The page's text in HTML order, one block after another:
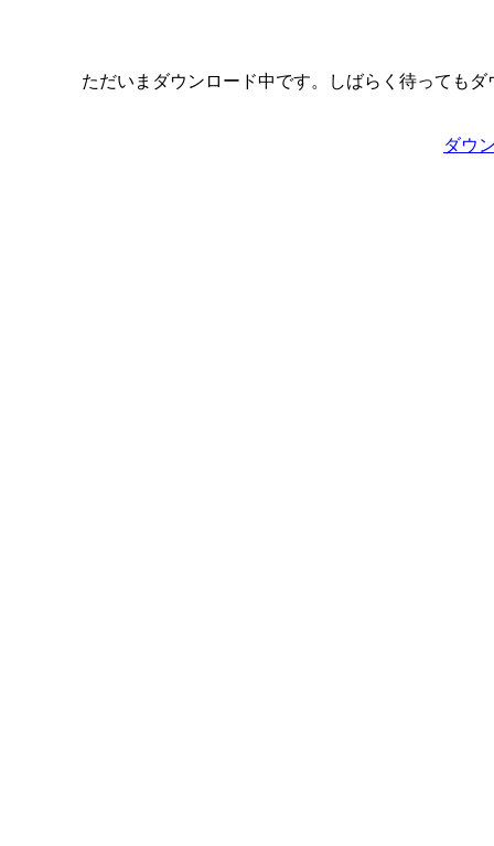
ただいまダウンロード中です。しばらく待っても
ダウ